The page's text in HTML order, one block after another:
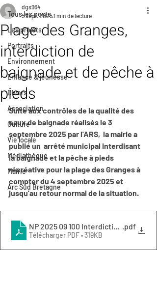
Tous les posts
Les projets
Portraits
Environnement
Enfance & jeunesse
Divers
Association
Culture
Vie locale
Médiathèque
Mairie
Arc Sud Bretagne
Plage des Granges,
interdiction de
baignade et de pêche à
pieds
dgs964
5 sept. 20251 min de lecture
Suite aux contrôles de la qualité des
eaux de baignade réalisés le 3
septembre 2025 par l'ARS,  la mairie a
publié un  arrêté municipal interdisant
la baignade et la pêche à pieds
récréative pour la plage des Granges à
compter du 4 septembre 2025 et
jusqu'au retour normal de la situation.
NP 2025 09 100 Interdiction baignade
.pdf
Télécharger PDF • 319KB